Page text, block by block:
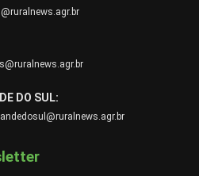
DO SUL: